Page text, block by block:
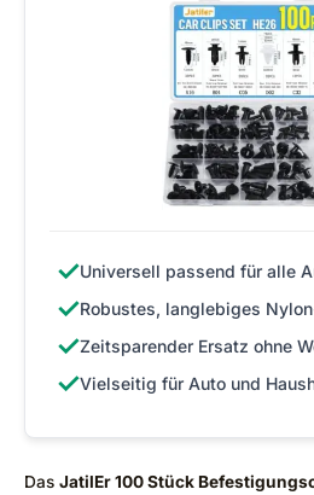
✓Universell passend für alle
✓Robustes, langlebiges
✓Zeitsparender Ersatz ohne
✓Vielseitig für Auto und
Das JatilEr 100 Stück